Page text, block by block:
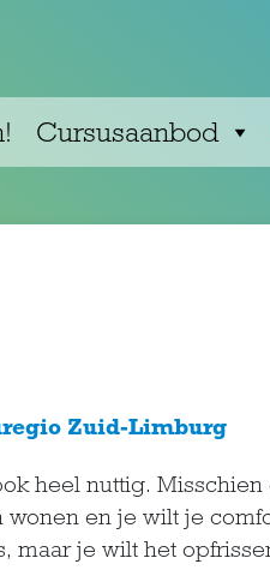
Cursusaanbod
Zuid-Limburg
heel nuttig.
en je wilt je
maar je wilt het